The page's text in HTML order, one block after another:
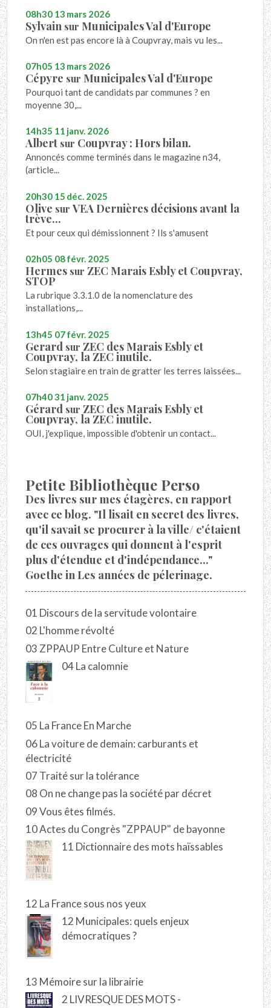
08h30 13 mars 2026
Sylvain sur Municipales Val d'Europe
On n'en est pas encore là à Coupvray, mais vu les...
07h05 13 mars 2026
Cépyre sur Municipales Val d'Europe
Pourquoi tant de candidats par communes ? en
moyenne 30,...
14h35 11 janv. 2026
Albert sur Coupvray : Hors bilan.
Annoncés comme terminés dans le magazine n34,
(article...
20h30 15 déc. 2025
Olive surVEA Dernières décisions avant la
trève...
Et pour ceux qui démissionnent ? Ils s'amusent
02h05 08févr. 2025
Hermes sur ZEC Marais Esbly et Coupvray,
STOP
La rubrique 3.3.1.0 de la nomenclature des
installations,...
13h45 07févr. 2025
Gerard sur ZEC des Marais Esbly et
Coupvray, la ZEC inutile.
Selon stagiaire en train de gratter les terres laissées...
07h4031 janv. 2025
Gérard sur ZEC des Marais Esbly et
Coupvray, la ZEC inutile.
OUI, j'explique, impossible d'obtenir un contact...
Petite Bibliothèque Perso
Des livres sur mes étagères, en rapport
avec ce blog. "Il lisait en secret des livres,
qu'il savait se procurer à la ville/ c'étaient
de ces ouvrages qui donnent à l'esprit
plus d'étendue et d'indépendance..."
Goethe in Les années de pélerinage.
01 Discours de la servitude volontaire
02 L'homme révolté
03 ZPPAUP Entre Culture et Nature
04 La calomnie
05 La France En Marche
06 La voiture de demain: carburants et
électricité
07 Traité sur la tolérance
08 On ne change pas la société par décret
09 Vous êtes filmés.
10 Actes du Congrès "ZPPAUP" de bayonne
11 Dictionnaire des mots haïssables
12 La France sous nos yeux
12 Municipales: quels enjeux
démocratiques ?
13 Mémoire sur la librairie
2 LIVRESQUE DES MOTS -